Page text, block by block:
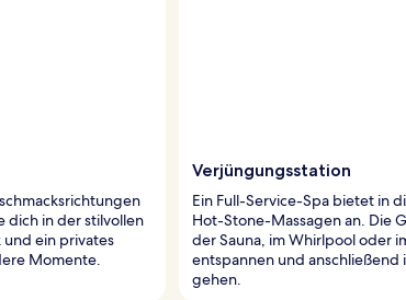
dich in der stilvollen
und ein privates
Momente.
Verjüngungsstation
Ein Full-Service-Spa bietet in
Hot-Stone-Massagen an. Die
der Sauna, im Whirlpool oder
entspannen und anschließend
gehen.